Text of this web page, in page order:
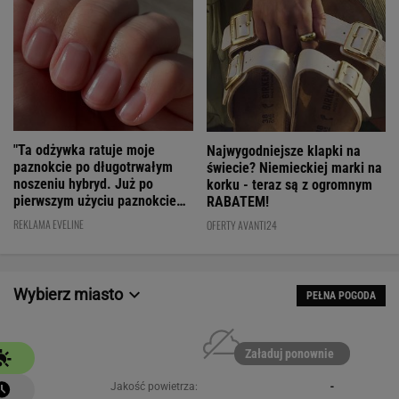
"Ta odżywka ratuje moje
paznokcie po długotrwałym
noszeniu hybryd. Już po
pierwszym użyciu paznokcie
są utwardzone"
REKLAMA EVELINE
Najwygodniejsze klapki na
świecie? Niemieckiej marki na
korku - teraz są z ogromnym
RABATEM!
OFERTY AVANTI24
Wybierz miasto PEŁNA POGODA
Załaduj ponownie
Jakość powietrza: -